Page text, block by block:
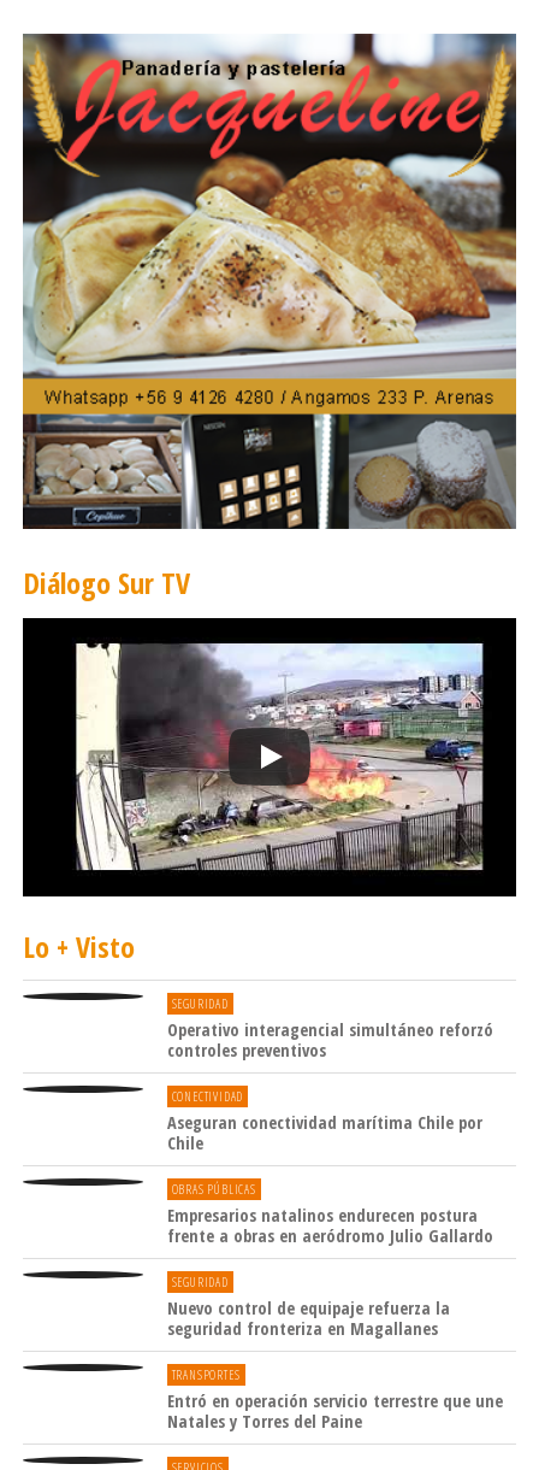
Diálogo Sur TV
Lo + Visto
SEGURIDAD
Operativo interagencial simultáneo reforzó
controles preventivos
CONECTIVIDAD
Aseguran conectividad marítima Chile por
Chile
OBRAS PÚBLICAS
Empresarios natalinos endurecen postura
frente a obras en aeródromo Julio Gallardo
SEGURIDAD
Nuevo control de equipaje refuerza la
seguridad fronteriza en Magallanes
TRANSPORTES
Entró en operación servicio terrestre que une
Natales y Torres del Paine